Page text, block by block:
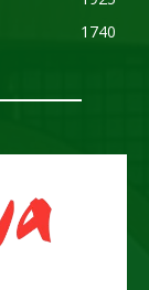
1740